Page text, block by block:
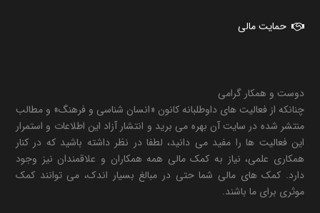
حمایت مالی
دوست و همکار گرامی
چنانکه از فعالیت های داوطلبانه کانون «انسان شناسی و فرهنگ» و مطالب
منتشر شده در سایت آن بهره می برید و انتشار آزاد این اطلاعات و استمرار
این فعالیت ها را مفید می دانید، لطفا در نظر داشته باشید که در کنار
همکاری علمی، نیاز به کمک مالی همه همکاران و علاقمندان نیز وجود
دارد. کمک های مالی شما حتی در مبالغ بسیار اندک، می توانند کمک
موثری برای ما باشند.